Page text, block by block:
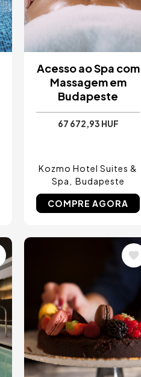
Acesso ao Spa com
Massagem em
Budapeste
67 672,93 HUF
Kozmo Hotel Suites &
Spa
Budapeste
COMPRE AGORA